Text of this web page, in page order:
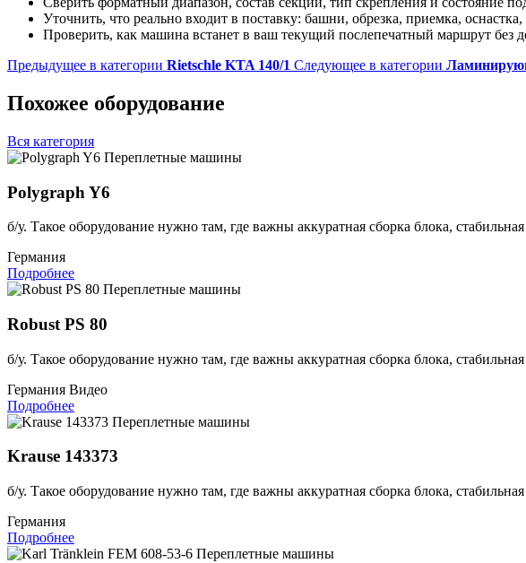
Уточнить, что реально входит в поставку: башни, обрезка, приемка,
Проверить, как машина встанет в ваш текущий послепечатный маршрут без
Предыдущее в категории Rietschle KTA 140/1 Следующее в категории
Похожее оборудование
Вся категория
Переплетные машины
Polygraph Y6
б/у. Такое оборудование нужно там, где важны аккуратная сборка блока,
Германия
Подробнее
Переплетные машины
Robust PS 80
б/у. Такое оборудование нужно там, где важны аккуратная сборка блока,
Германия Видео
Подробнее
Переплетные машины
Krause 143373
б/у. Такое оборудование нужно там, где важны аккуратная сборка блока,
Германия
Подробнее
Переплетные машины